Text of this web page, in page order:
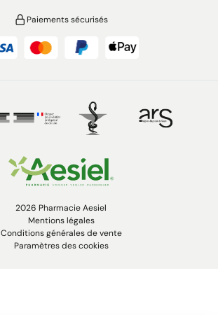
Paiements sécurisés
2026 Pharmacie Aesiel
Mentions légales
Conditions générales de vente
Paramètres des cookies